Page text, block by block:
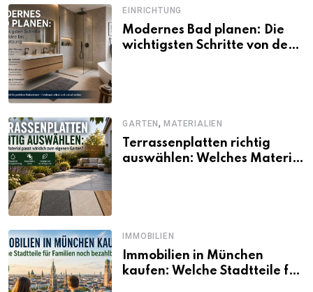
EINRICHTUNG
Modernes Bad planen: Die
wichtigsten Schritte von der
GARTEN,MATERIALIEN
Terrassenplatten richtig
auswählen: Welches Material
IMMOBILIEN
Immobilien in München
kaufen: Welche Stadtteile für